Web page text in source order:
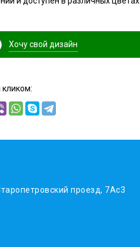
Хочу свой дизайн
проезд, 7Ас3